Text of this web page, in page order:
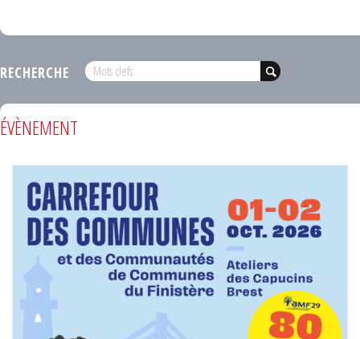
RECHERCHE
ÉVÈNEMENT